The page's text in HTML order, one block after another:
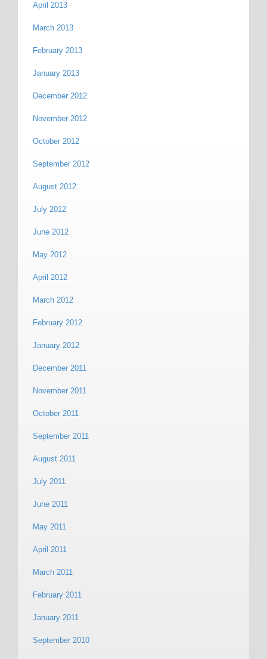
April 2013
March 2013
February 2013
January 2013
December 2012
November 2012
October 2012
September 2012
August 2012
July 2012
June 2012
May 2012
April 2012
March 2012
February 2012
January 2012
December 2011
November 2011
October 2011
September 2011
August 2011
July 2011
June 2011
May 2011
April 2011
March 2011
February 2011
January 2011
September 2010